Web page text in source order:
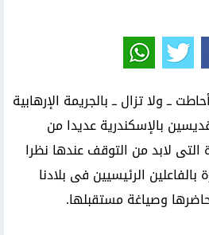
ــ ولا تزال ــ بالجريمة الإرهابية
بالإسكندرية عديدا من
التى لابد من التوقف عندها نظرا
الرئيسيين فى بلادنا
وصياغة مستقبلها.